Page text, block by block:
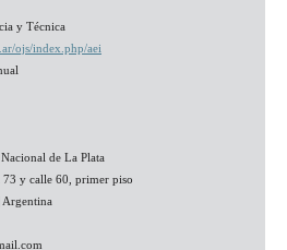
y Técnica
ojs/index.php/aei
de La Plata
73 y calle 60, primer piso
Argentina